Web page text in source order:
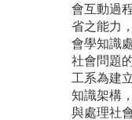
會互動過
省之能力
會學知識
社會問題
工系為建
知識架構
與處理社